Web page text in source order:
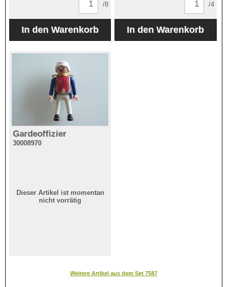
/8 /4
Gardeoffizier
30008970
Dieser Artikel ist momentan
nicht vorrätig
Weitere Artikel aus dem Set 7587